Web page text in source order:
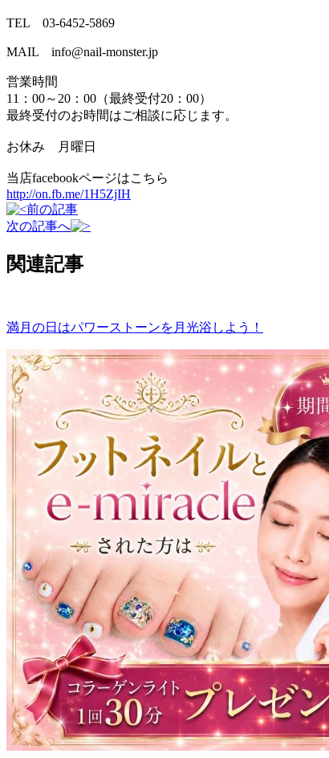
TEL 03-6452-5869
MAIL info@nail-monster.jp
営業時間
11：00～20：00（最終受付20：00）
最終受付のお時間はご相談に応じます。
お休み 月曜日
当店facebookページはこちら
http://on.fb.me/1H5ZjIH
前の記事
次の記事へ
関連記事
満月の日はパワーストーンを月光浴しよう！